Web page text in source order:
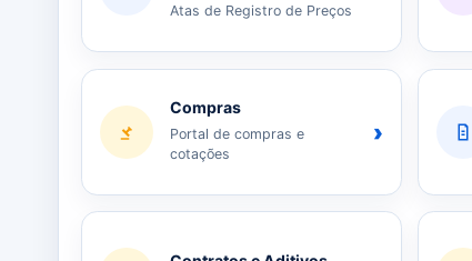
Atas de Registro de Preços
Compras
Portal de compras e
cotações
›